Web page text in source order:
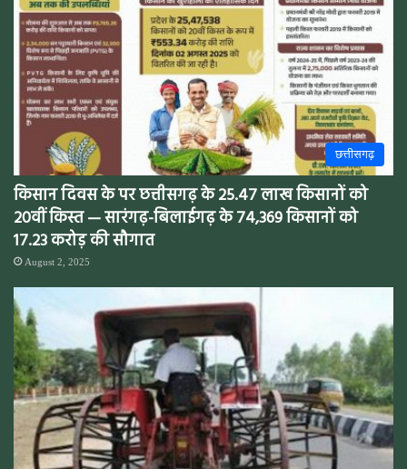
छत्तीसगढ़
किसान दिवस के पर छत्तीसगढ़ के 25.47 लाख किसानों को
20वीं किस्त — सारंगढ़-बिलाईगढ़ के 74,369 किसानों को
17.23 करोड़ की सौगात
August 2, 2025